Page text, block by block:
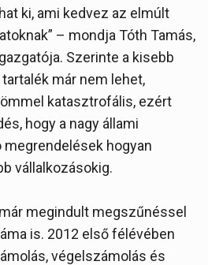
ki, ami kedvez az elmúlt
– mondja Tóth Tamás,
Szerinte a kisebb
már nem lehet,
katasztrofális, ezért
hogy a nagy állami
hogyan
vállalkozásokig.
megindult megszűnéssel
is. 2012 első félévében
végelszámolás és